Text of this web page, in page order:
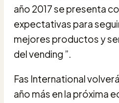
año 2017 se presenta
expectativas para
mejores productos y
del vending ”.
Fas International
año más en la próxima